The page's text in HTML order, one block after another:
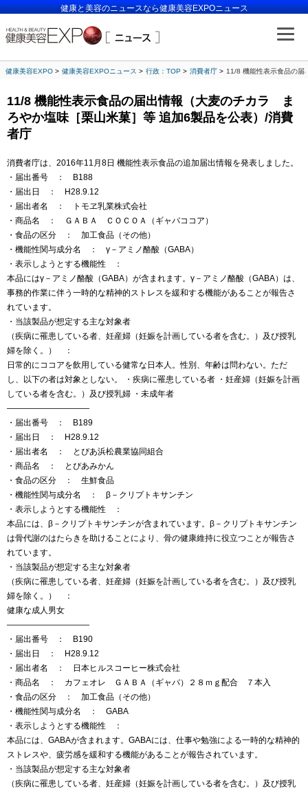
健康と美容のニュースなら健康美容EXPOニュース
健康美容EXPO 健康美容EXPOニュース 行政：TOP 消費者庁 11/8 機能性表示食品の
11/8 機能性表示食品の届出情報（大麦のチカラ ま
ろやか塩味［栗山米菓］等 追加6製品を公表）/消費
者庁
消費者庁は、2016年11月8日 機能性表示食品の追加届出情報を発表しました。
・届出番号 ： B188
・届出日 ： H28.9.12
・届出者名 ： トモヱ乳業株式会社
・商品名 ： ＧＡＢＡ ＣＯＣＯＡ（ギャバココア）
・食品の区分 ： 加工食品（その他）
・機能性関与成分名 ： γ－アミノ酪酸（GABA）
・表示しようとする機能性 ：
本品にはγ－アミノ酪酸（GABA）が含まれます。γ－アミノ酪酸（GABA）は、
事務的作業に伴う一時的な精神的ストレスを緩和する機能があることが報告さ
れています。
・当該製品が想定する主な対象者
（疾病に罹患している者、妊産婦（妊娠を計画している者を含む。）及び授乳
婦を除く。） ：
日常的にココアを飲用している健常な日本人。性別、年齢は問わない。ただ
し、以下の者は対象としない。 ・疾病に罹患している者 ・妊産婦（妊娠を計画
している者を含む。）及び授乳婦 ・未成年者
——————————
・届出番号 ： B189
・届出日 ： H28.9.12
・届出者名 ： とぴあ浜松農業協同組合
・商品名 ： とぴあみかん
・食品の区分 ： 生鮮食品
・機能性関与成分名 ： β－クリプトキサンチン
・表示しようとする機能性 ：
本品には、β－クリプトキサンチンが含まれています。β－クリプトキサンチン
は骨代謝のはたらきを助けることにより、骨の健康維持に役立つことが報告さ
れています。
・当該製品が想定する主な対象者
（疾病に罹患している者、妊産婦（妊娠を計画している者を含む。）及び授乳
婦を除く。） ：
健康な成人男女
——————————
・届出番号 ： B190
・届出日 ： H28.9.12
・届出者名 ： 日本ヒルスコーヒー株式会社
・商品名 ： カフェオレ ＧＡＢＡ（ギャバ）２８ｍｇ配合 ７本入
・食品の区分 ： 加工食品（その他）
・機能性関与成分名 ： GABA
・表示しようとする機能性 ：
本品には、GABAが含まれます。GABAには、仕事や勉強による一時的な精神的
ストレスや、疲労感を緩和する機能があることが報告されています。
・当該製品が想定する主な対象者
（疾病に罹患している者、妊産婦（妊娠を計画している者を含む。）及び授乳